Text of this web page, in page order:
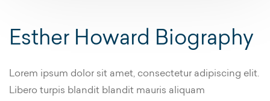
Esther Howard Biography
Lorem ipsum dolor sit amet, consectetur adipiscing elit.
Libero turpis blandit blandit mauris aliquam